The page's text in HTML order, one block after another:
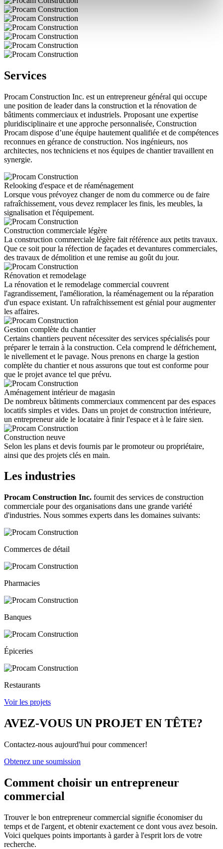
Services
Procam Construction Inc. est un entrepreneur général qui occupe
une position de leader dans la construction et la rénovation de
bâtiments commerciaux et industriels. Proposant une expertise
pluridisciplinaire et une approche personnalisée, Construction
Procam dispose d’une équipe hautement qualifiée et de compétences
reconnues en gérance de construction. Nos ingénieurs, nos
architectes, nos techniciens et nos équipes de chantier travaillent en
synergie.
Relooking d'espace et de réaménagement
Lorsque vous prévoyez changer de nom du commerce ou de faire
rafraîchissement, vous devez remplacer les finis, les meubles, la
signalisation et l'équipement.
Construction commerciale légère
La construction commerciale légère fait référence aux petits travaux.
Que ce soit pour la réfection de façades et devantures commerciales,
des travaux de démolition et une remise au goût du jour.
Rénovation et remodelage
La rénovation et le remodelage commercial couvrent
l'agrandissement, l'amélioration, la réaménagement ou la réparation
d'un espace existant. Un rafraîchissement est génial pour augmenter
les affaires.
Gestion complète du chantier
Certains chantiers peuvent nécessiter des services spécialisés pour
préparer le terrain à la construction. Cela comprend le défrichement,
le nivellement et le pavage. Nous prenons en charge la gestion
complète du chantier et nous assurons que tout est conforme pour
que le projet avance tel que prévu.
Aménagement intérieur de magasin
De nombreux bâtiments commerciaux commencent par des espaces
locatifs simples et vides. Dans un projet de construction intérieure,
un entrepreneur aide le locataire à finir l'espace et à le faire sien.
Construction neuve
Selon les plans et devis fournis par le promoteur ou propriétaire,
ainsi que des projets clés en main.
Les industries
Procam Construction Inc. fournit des services de construction
commerciale pour des organisations dans une grande variété
d'industries. Nous sommes experts dans les domaines suivants:
Commerces de détail
Pharmacies
Banques
Épiceries
Restaurants
Voir les projets
AVEZ-VOUS UN PROJET EN TÊTE?
Contactez-nous aujourd'hui pour commencer!
Obtenez une soumission
Comment choisir un entrepreneur
commercial
Trouver le bon entrepreneur commercial signifie économiser du
temps et de l'argent, et obtenir exactement ce dont vous avez besoin.
Voici quelques points importants à garder à l'esprit lors de votre
recherche.